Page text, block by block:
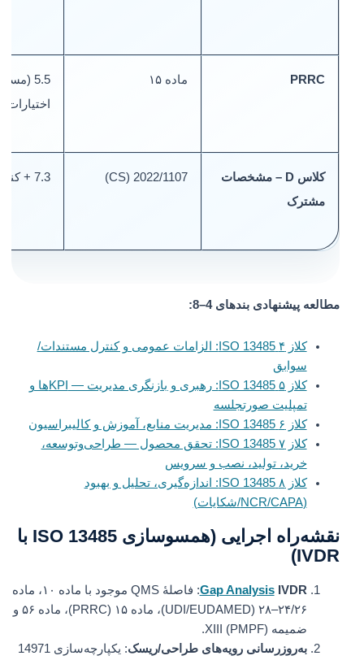
PRRC ماده ۱۵
5.5
اختیارات)
کلاس D – مشخصات
مشترک
2022/1107 (CS) 7.3 + کنترل‌های فنی
مطالعه پیشنهادی بندهای 4–8:
کلاز ۴ ISO 13485: الزامات عمومی و کنترل مستندات/
سوابق
کلاز ۵ ISO 13485: رهبری و بازنگری مدیریت — KPIها و
تمپلیت صورتجلسه
کلاز ۶ ISO 13485: مدیریت منابع، آموزش و کالیبراسیون
کلاز ۷ ISO 13485: تحقق محصول — طراحی‌وتوسعه،
خرید، تولید، نصب و سرویس
کلاز ۸ ISO 13485: اندازه‌گیری، تحلیل و بهبود
نقشه‌راه اجرایی (همسوسازی ISO 13485 با
IVDR)
Gap Analysis IVDR
: فاصلهٔ QMS موجود با ماده ۱۰، ماده
۲۴/۲۶–۲۸ (UDI/EUDAMED)، ماده ۱۵ (PRRC)، ماده ۵۶ و
ضمیمه XIII (PMPF).
به‌روزرسانی رویه‌های طراحی/ریسک
: یکپارچه‌سازی 14971